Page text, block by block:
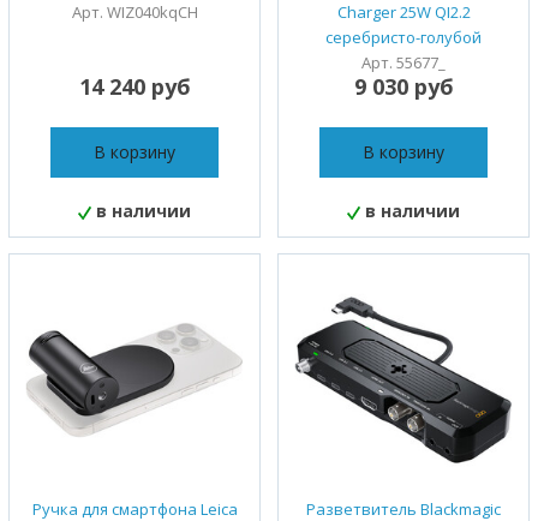
Арт. WIZ040kqCH
14 240 руб
В корзину
в наличии
Charger 25W QI2.2
cеребристо-голубой
Арт. 55677_
9 030 руб
В корзину
в наличии
Ручка для смартфона Leica
Разветвитель Blackmagic